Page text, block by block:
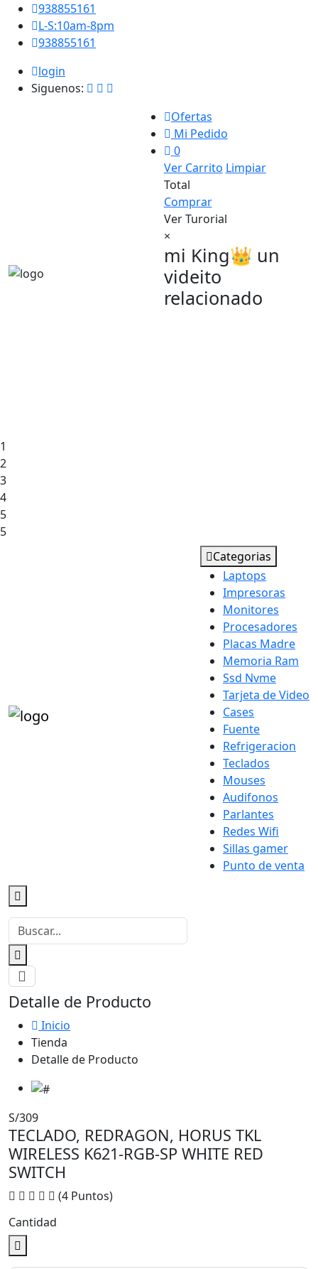
938855161
L-S:10am-8pm
938855161
login
Siguenos:
Ofertas
Mi Pedido
0
Ver Carrito Limpiar
Total
Comprar
Ver Turorial
×
mi King👑 un
videito
relacionado
1
2
3
4
5
5
Categorias
Laptops
Impresoras
Monitores
Procesadores
Placas Madre
Memoria Ram
Ssd Nvme
Tarjeta de Video
Cases
Fuente
Refrigeracion
Teclados
Mouses
Audifonos
Parlantes
Redes Wifi
Sillas gamer
Punto de venta
Detalle de Producto
Inicio
Tienda
Detalle de Producto
S/309
TECLADO, REDRAGON, HORUS TKL
WIRELESS K621-RGB-SP WHITE RED
SWITCH
(4 Puntos)
Cantidad